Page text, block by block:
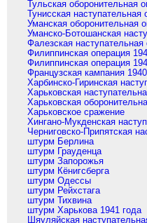
Тульская оборонительная
Тунисская наступательная
Уманская оборонительная
Уманско-Ботошанская
Фалезская наступательная
Филиппинская операция
Филиппинская операция
Французская кампания
Харбинско-Гиринская
Харьковская
Харьковская
Харьковское сражение
Хингано-Мукденская
Черниговско-Припятская
штурм Берлина
штурм Грауденца
штурм Запорожья
штурм Кёнигсберга
штурм Одессы
штурм Рейхстага
штурм Тихвина
штурм Харькова 1941 года
Шяуляйская